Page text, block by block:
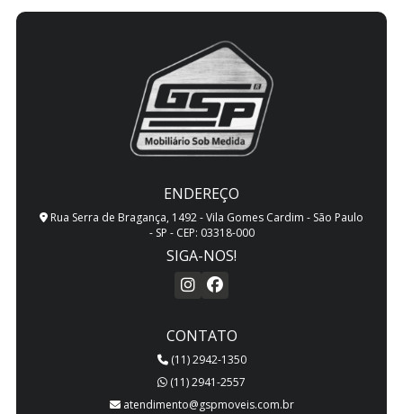
ENDEREÇO
Rua Serra de Bragança, 1492 - Vila Gomes Cardim - São Paulo
- SP - CEP: 03318-000
SIGA-NOS!
CONTATO
(11) 2942-1350
(11) 2941-2557
atendimento@gspmoveis.com.br